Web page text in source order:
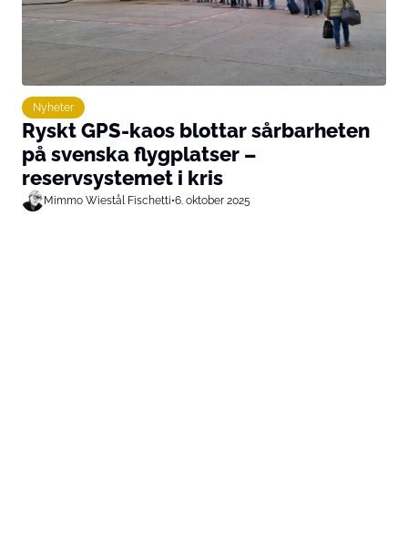
Nyheter
Ryskt GPS-kaos blottar sårbarheten
på svenska flygplatser –
reservsystemet i kris
Mimmo Wiestål Fischetti•6. oktober 2025